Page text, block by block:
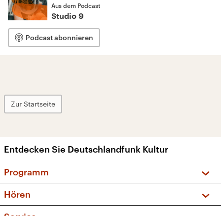
Aus dem Podcast
Studio 9
Podcast abonnieren
Zur Startseite
Entdecken Sie Deutschlandfunk Kultur
Programm
Sendungen und Podcasts
Hören